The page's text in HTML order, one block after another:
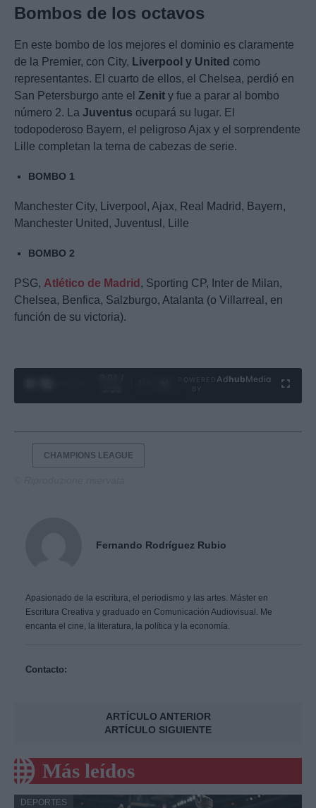
Bombos de los octavos
En este bombo de los mejores el dominio es claramente
de la Premier, con City, Liverpool y United como
representantes. El cuarto de ellos, el Chelsea, perdió en
San Petersburgo ante el Zenit y fue a parar al bombo
número 2. La Juventus ocupará su lugar. El
todopoderoso Bayern, el peligroso Ajax y el sorprendente
Lille completan la terna de cabezas de serie.
BOMBO 1
Manchester City, Liverpool, Ajax, Real Madrid, Bayern,
Manchester United, Juventusl, Lille
BOMBO 2
PSG, Atlético de Madrid , Sporting CP, Inter de Milan,
Chelsea, Benfica, Salzburgo, Atalanta (o Villarreal, en
función de su victoria).
Ad hubMedia
CHAMPIONS LEAGUE
Fernando Rodríguez Rubio
Apasionado de la escritura, el periodismo y las artes. Máster en
Escritura Creativa y graduado en Comunicación Audiovisual. Me
encanta el cine, la literatura, la política y la economía.
Contacto:
ARTÍCULO ANTERIOR
ARTÍCULO SIGUIENTE
Más leídos
DEPORTES